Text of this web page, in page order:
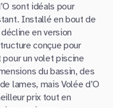
sont idéals pour
Installé en bout de
en version
conçue pour
un volet piscine
du bassin, des
lames, mais Volée d’O
prix tout en